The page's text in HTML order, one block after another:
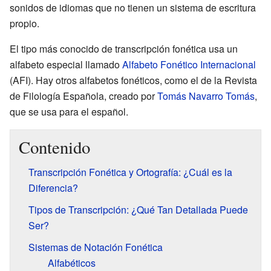
sonidos de idiomas que no tienen un sistema de escritura
propio.
El tipo más conocido de transcripción fonética usa un
alfabeto especial llamadoAlfabeto Fonético Internacional
(AFI). Hay otros alfabetos fonéticos, como el de la Revista
de Filología Española, creado porTomás Navarro Tomás,
que se usa para el español.
Contenido
Transcripción Fonética y Ortografía: ¿Cuál es la
Diferencia?
Tipos de Transcripción: ¿Qué Tan Detallada Puede
Ser?
Sistemas de Notación Fonética
Alfabéticos